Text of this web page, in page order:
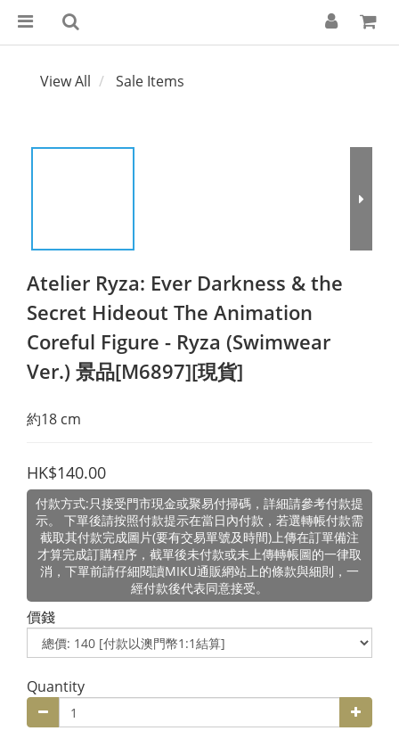
View All Sale Items
Atelier Ryza: Ever Darkness & the
Secret Hideout The Animation
Coreful Figure - Ryza (Swimwear
Ver.) 景品[M6897][現貨]
約18 cm
HK$140.00
付款方式:只接受門市現金或聚易付掃碼，詳細請參考付款提
示。 下單後請按照付款提示在當日內付款，若選轉帳付款需
截取其付款完成圖片(要有交易單號及時間)上傳在訂單備注
才算完成訂購程序，截單後未付款或未上傳轉帳圖的一律取
消，下單前請仔細閱讀MIKU通販網站上的條款與細則，一
經付款後代表同意接受。
價錢
Quantity